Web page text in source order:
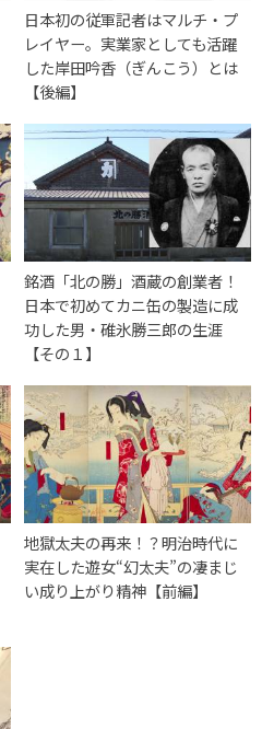
日本初の従軍記者はマルチ・プ
レイヤー。実業家としても活躍
した岸田吟香（ぎんこう）とは
【後編】
銘酒「北の勝」酒蔵の創業者！
日本で初めてカニ缶の製造に成
功した男・碓氷勝三郎の生涯
【その１】
地獄太夫の再来！？明治時代に
実在した遊女“幻太夫”の凄まじ
い成り上がり精神【前編】